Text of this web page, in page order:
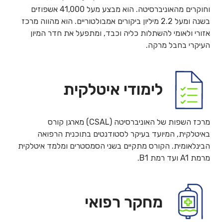
וחוקרים מהאוניברסיטה. הוא מבצע מעל 41,000 אשפוזים
בשנה ומעל 2.2 מיליון ביקורים אמבולטוריים. הוא מהווה מרכז
אזורי ולאומי להשתלות כליה וכבד, ומתפעל את חדר המיון
העיקרי בחבל מרקה.
לימודי איטלקית
מרכז השפות של האוניברסיטה (CSAL) מארגן קורס
באיטלקית, המיועד בעיקר לסטודנטים בתוכנית הרפואה
הבינלאומית. הקורס מתקיים בשני הסמסטרים ומלמד איטלקית
מרמת A1 ועד רמת B1.
מחקר רפואי